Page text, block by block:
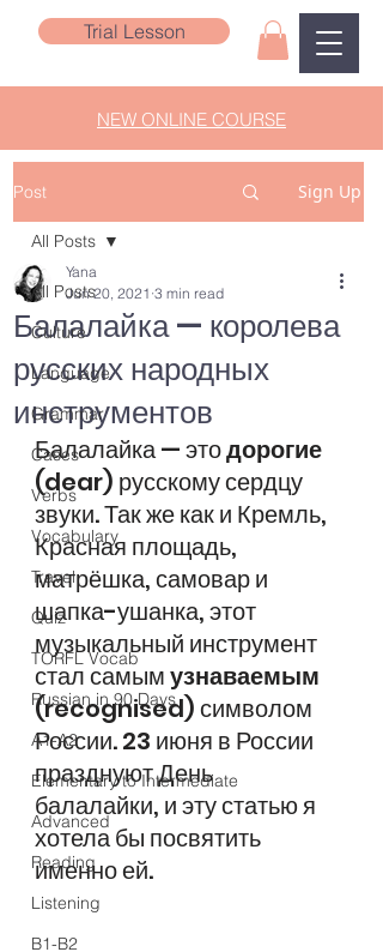
Trial Lesson
NEW ONLINE COURSE
Post Sign Up
All Posts
Culture
Language
Grammar
Cases
Verbs
Vocabulary
Travel
Quiz
TORFL Vocab
Russian in 90 Days
A1-A2
Elementary to Intermediate
Advanced
Reading
Listening
B1-B2
All Posts
Балалайка — королева
русских народных
инструментов
Yana
Jun 20, 2021 3 min read
Балалайка — это дорогие
(dear) русскому сердцу
звуки. Так же как и Кремль,
Красная площадь,
матрёшка, самовар и
шапка-ушанка, этот
музыкальный инструмент
стал самым узнаваемым
(recognised) символом
России. 23 июня в России
празднуют День
балалайки, и эту статью я
хотела бы посвятить
именно ей.